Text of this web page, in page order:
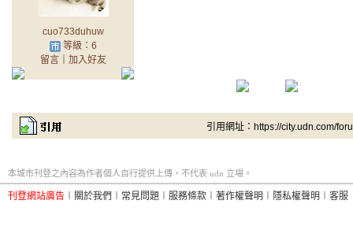
cuo733duhuw
等級：6
留言｜ 加入好友
引用網址：https://city.udn.com/
本城市刊登之內容為作者個人自行提供上傳，不代表 udn 立場。
刊登網站廣告 關於我們 常見問題 服務條款 著作權聲明 隱私權聲明 客服